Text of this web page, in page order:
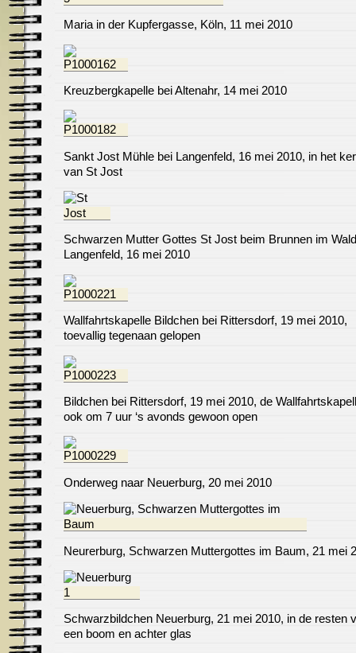
Maria in der Kupfergasse, Köln, 11 mei 2010
Kreuzbergkapelle bei Altenahr, 14 mei 2010
Sankt Jost Mühle bei Langenfeld, 16 mei 2010, in het
van St Jost
Schwarzen Mutter Gottes St Jost beim Brunnen im Wald
Langenfeld, 16 mei 2010
Wallfahrtskapelle Bildchen bei Rittersdorf, 19 mei 2010,
toevallig tegenaan gelopen
Bildchen bei Rittersdorf, 19 mei 2010, de
ook om 7 uur ‘s avonds gewoon open
Onderweg naar Neuerburg, 20 mei 2010
Neurerburg, Schwarzen Muttergottes im Baum, 21 mei
Schwarzbildchen Neuerburg, 21 mei 2010, in de resten
een boom en achter glas